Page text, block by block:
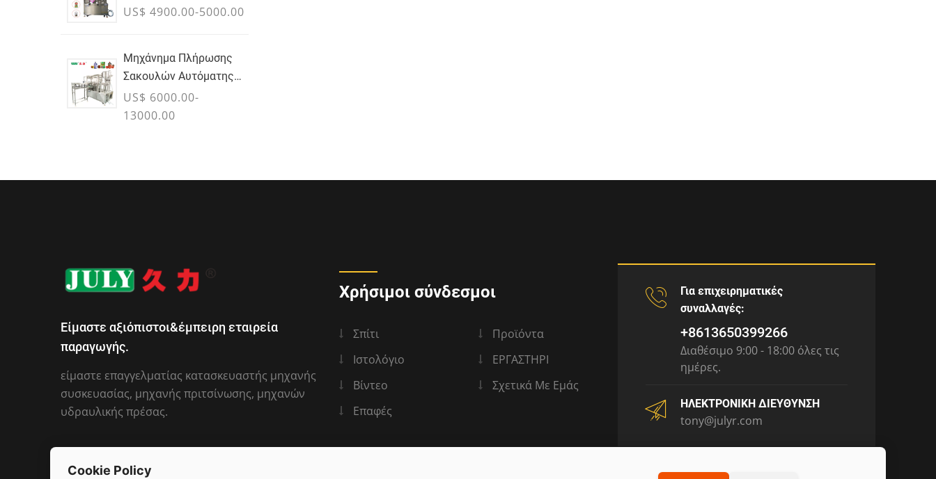
US$ 4900.00-5000.00
Μηχάνημα Πλήρωσης
Σακουλών Αυτόματης
Εκροής PLC
US$ 6000.00-
13000.00
Είμαστε αξιόπιστοι&έμπειρη εταιρεία
παραγωγής.
είμαστε επαγγελματίας κατασκευαστής μηχανής
συσκευασίας, μηχανής πριτσίνωσης, μηχανών
υδραυλικής πρέσας.
Χρήσιμοι σύνδεσμοι
Σπίτι
Προϊόντα
Ιστολόγιο
ΕΡΓΑΣΤΗΡΙ
Βίντεο
Σχετικά Με Εμάς
Επαφές
Για επιχειρηματικές
συναλλαγές:
+8613650399266
Διαθέσιμο 9:00 - 18:00 όλες τις
ημέρες.
ΗΛΕΚΤΡΟΝΙΚΗ ΔΙΕΥΘΥΝΣΗ
tony@julyr.com
Cookie Policy